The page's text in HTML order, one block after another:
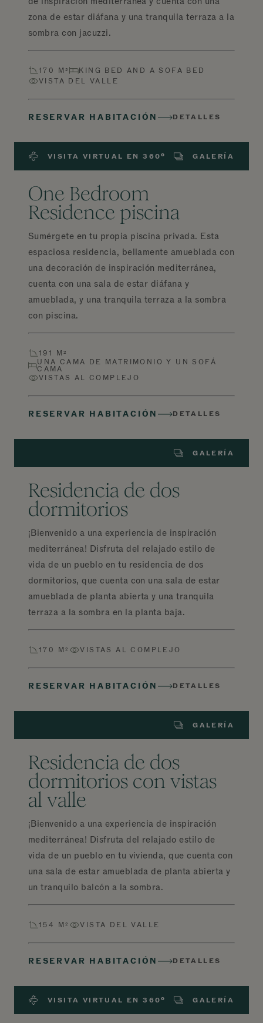
zona de estar diáfana y una tranquila terraza a la
sombra con jacuzzi.
170 M²
KING BED AND A SOFA BED
VISTA DEL VALLE
RESERVAR HABITACIÓN DETALLES
VISITA VIRTUAL EN 360º GALERÍA
One Bedroom
Residence piscina
Sumérgete en tu propia piscina privada. Esta
espaciosa residencia, bellamente amueblada con
una decoración de inspiración mediterránea,
cuenta con una sala de estar diáfana y
amueblada, y una tranquila terraza a la sombra
con piscina.
191 M²
UNA CAMA DE MATRIMONIO Y UN SOFÁ
CAMA
VISTAS AL COMPLEJO
RESERVAR HABITACIÓN DETALLES
GALERÍA
Residencia de dos
dormitorios
¡Bienvenido a una experiencia de inspiración
mediterránea! Disfruta del relajado estilo de
vida de un pueblo en tu residencia de dos
dormitorios, que cuenta con una sala de estar
amueblada de planta abierta y una tranquila
terraza a la sombra en la planta baja.
170 M² VISTAS AL COMPLEJO
RESERVAR HABITACIÓN DETALLES
GALERÍA
Residencia de dos
dormitorios con vistas
al valle
¡Bienvenido a una experiencia de inspiración
mediterránea! Disfruta del relajado estilo de
vida de un pueblo en tu vivienda, que cuenta con
una sala de estar amueblada de planta abierta y
un tranquilo balcón a la sombra.
154 M² VISTA DEL VALLE
RESERVAR HABITACIÓN DETALLES
VISITA VIRTUAL EN 360º GALERÍA